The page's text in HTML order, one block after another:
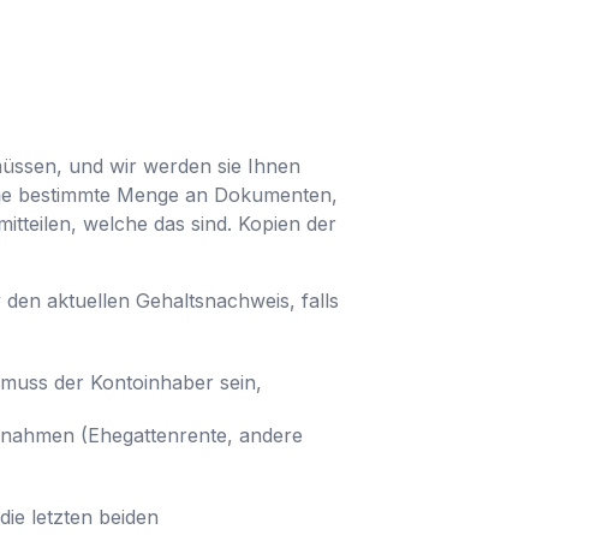
und wir werden sie Ihnen
bestimmte Menge an Dokumenten,
welche das sind. Kopien der
aktuellen Gehaltsnachweis, falls
der Kontoinhaber sein,
(Ehegattenrente, andere
letzten beiden